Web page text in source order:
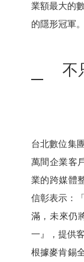
業額最大的
的隱形冠軍。
不
台北數位集
萬間企業客
業的跨媒體
信彰表示：
滿，未來仍
一』，提供
根據麥肯錫